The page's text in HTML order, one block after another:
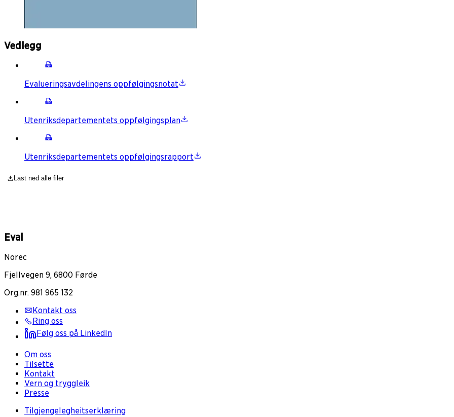
Vedlegg
Evalueringsavdelingens oppfølgingsnotat
Utenriksdepartementets oppfølgingsplan
Utenriksdepartementets oppfølgingsrapport
Last ned alle filer
Eval
Norec
Fjellvegen 9, 6800 Førde
Org.nr. 981 965 132
Kontakt oss
Ring oss
Følg oss på LinkedIn
Om oss
Tilsette
Kontakt
Vern og tryggleik
Presse
Tilgjengelegheitserklæring